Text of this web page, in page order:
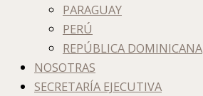
PARAGUAY
PERÚ
REPÚBLICA DOMINICANA
NOSOTRAS
SECRETARÍA EJECUTIVA